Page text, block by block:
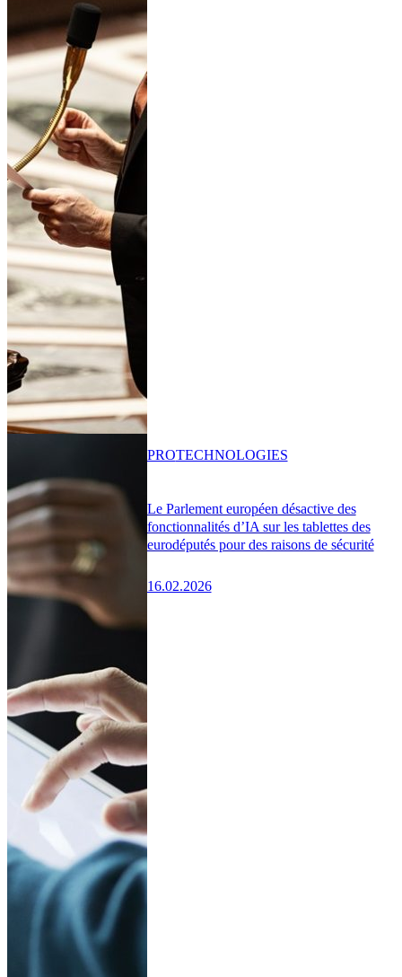
Le Parlement européen désactive des
fonctionnalités d’IA sur les tablettes des
eurodéputés pour des raisons de sécurité
16.02.2026
PROTECHNOLOGIES